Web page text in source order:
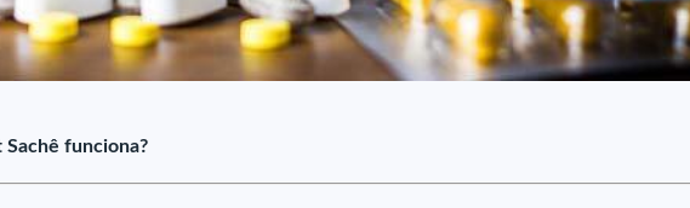
funciona?